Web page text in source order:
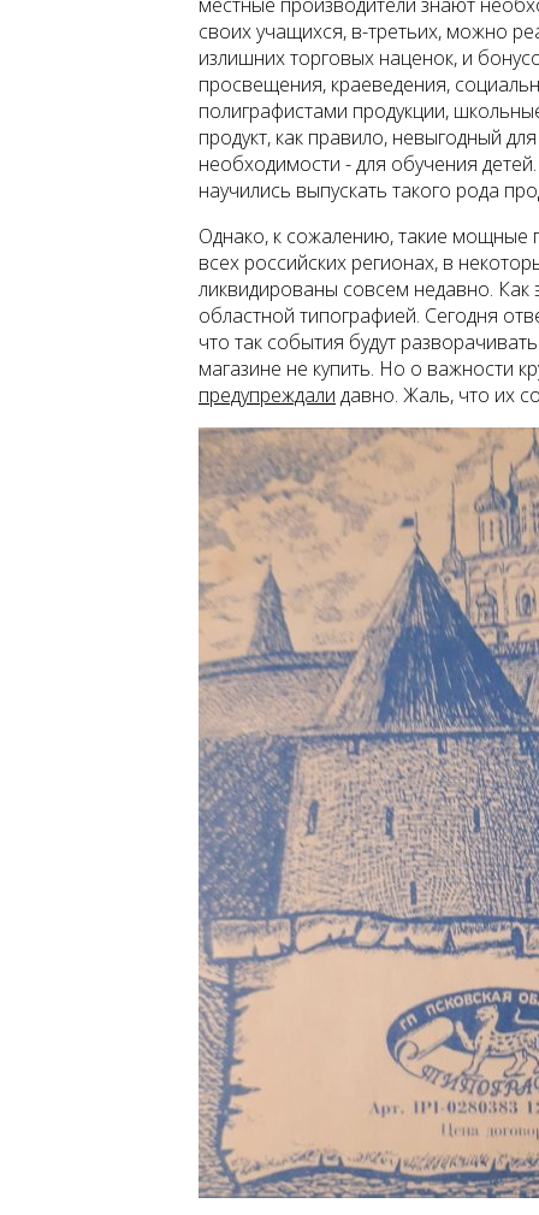
своих учащихся, в-третьих, можно
излишних торговых наценок, и
просвещения, краеведения,
полиграфистами продукции,
продукт, как правило, невыгодный
необходимости - для обучения
научились выпускать такого рода
Однако, к сожалению, такие мощные
всех российских регионах, в
ликвидированы совсем недавно. Как
областной типографией. Сегодня
что так события будут
магазине не купить. Но о важности
предупреждали давно. Жаль, что их